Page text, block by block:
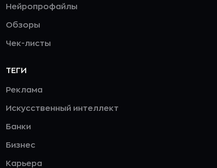
Нейропрофайлы
Обзоры
Чек-листы
ТЕГИ
Реклама
Искусственный интеллект
Банки
Бизнес
Карьера